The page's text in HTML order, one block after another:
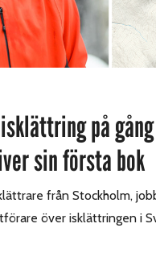
på
sin första bok
från Stockholm,
över isklättringen i